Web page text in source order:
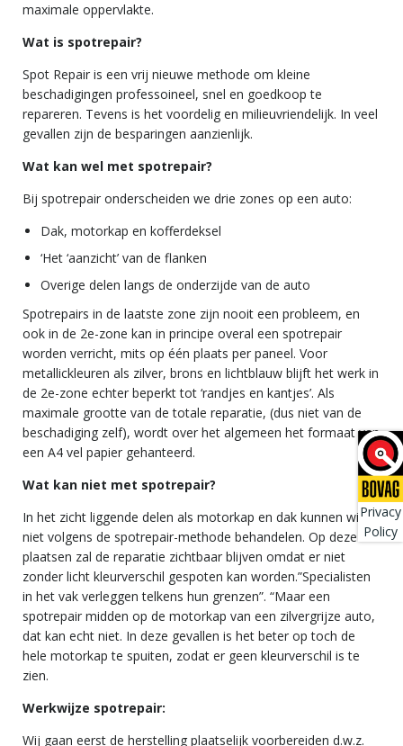
maximale oppervlakte.
Wat is spotrepair?
Spot Repair is een vrij nieuwe methode om kleine
beschadigingen professoineel, snel en goedkoop te
repareren. Tevens is het voordelig en milieuvriendelijk. In veel
gevallen zijn de besparingen aanzienlijk.
Wat kan wel met spotrepair?
Bij spotrepair onderscheiden we drie zones op een auto:
Dak, motorkap en kofferdeksel
‘Het ‘aanzicht’ van de flanken
Overige delen langs de onderzijde van de auto
Spotrepairs in de laatste zone zijn nooit een probleem, en
ook in de 2e-zone kan in principe overal een spotrepair
worden verricht, mits op één plaats per paneel. Voor
metallickleuren als zilver, brons en lichtblauw blijft het werk in
de 2e-zone echter beperkt tot ‘randjes en kantjes’. Als
maximale grootte van de totale reparatie, (dus niet van de
beschadiging zelf), wordt over het algemeen het formaat van
een A4 vel papier gehanteerd.
Wat kan niet met spotrepair?
In het zicht liggende delen als motorkap en dak kunnen wij
niet volgens de spotrepair-methode behandelen. Op deze
plaatsen zal de reparatie zichtbaar blijven omdat er niet
zonder licht kleurverschil gespoten kan worden.”Specialisten
in het vak verleggen telkens hun grenzen”. “Maar een
spotrepair midden op de motorkap van een zilvergrijze auto,
dat kan echt niet. In deze gevallen is het beter op toch de
hele motorkap te spuiten, zodat er geen kleurverschil is te
zien.
Werkwijze spotrepair:
Wij gaan eerst de herstelling plaatselijk voorbereiden d.w.z.
Privacy
Policy